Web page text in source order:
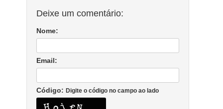
Deixe um comentário:
Nome:
Email:
Código: Digite o código no campo ao lado